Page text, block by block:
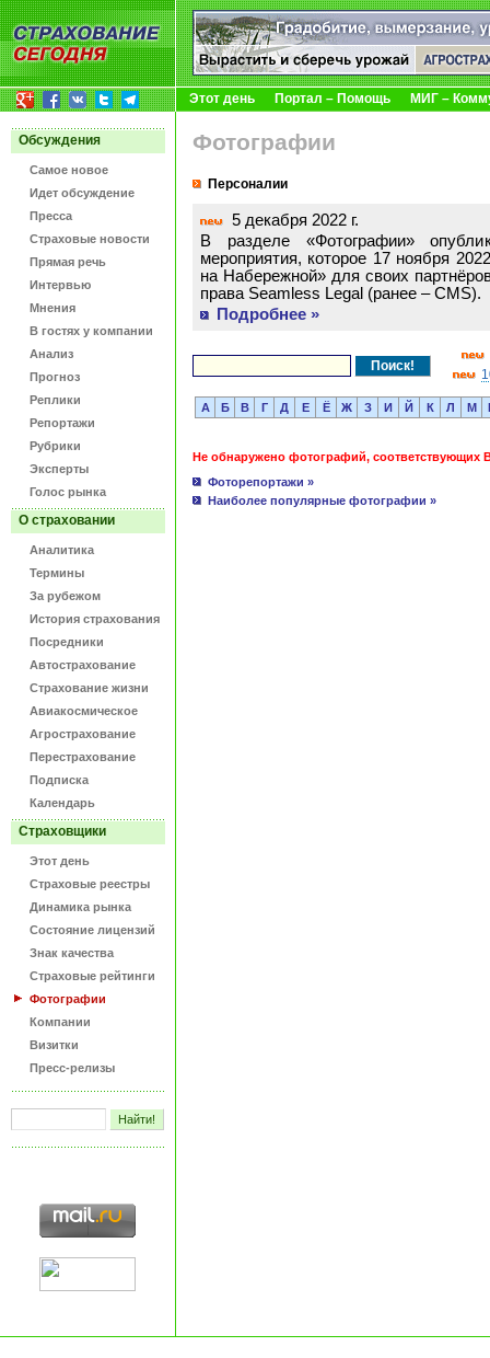
Этот день Портал – Помощь МИГ –
Обсуждения
Самое новое
Идет обсуждение
Пресса
Страховые новости
Прямая речь
Интервью
Мнения
В гостях у компании
Анализ
Прогноз
Реплики
Репортажи
Рубрики
Эксперты
Голос рынка
О страховании
Аналитика
Термины
За рубежом
История страхования
Посредники
Автострахование
Страхование жизни
Авиакосмическое
Агрострахование
Перестрахование
Подписка
Календарь
Страховщики
Этот день
Страховые реестры
Динамика рынка
Состояние лицензий
Знак качества
Страховые рейтинги
Фотографии
Компании
Визитки
Пресс-релизы
Фотографии
Персоналии
5 декабря 2022 г.
В разделе «Фотографии»
мероприятия, которое 17 ноября
на Набережной» для своих
права Seamless Legal (ранее – CMS).
Подробнее »
А Б В Г Д Е Ё Ж З И Й К Л М
Не обнаружено фотографий, соответствующих
Фоторепортажи »
Наиболее популярные фотографии »